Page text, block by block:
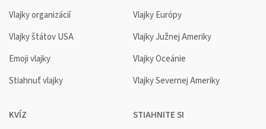
Vlajky organizácií
Vlajky štátov USA
Emoji vlajky
Stiahnuť vlajky
Vlajky Európy
Vlajky Južnej Ameriky
Vlajky Oceánie
Vlajky Severnej Ameriky
KVÍZ
STIAHNITE SI